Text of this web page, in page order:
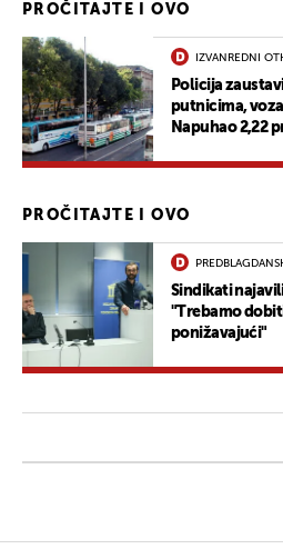
PROČITAJTE I OVO
IZVANREDNI
Policija
putnicima,
Napuhao 2,22
PROČITAJTE I OVO
Sindikati
"Trebamo
ponižavajući"